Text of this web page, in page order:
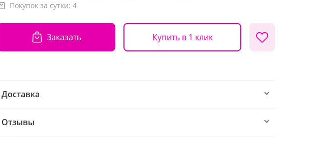
Покупок за сутки: 4
Заказать Купить в 1 клик
Доставка
Отзывы